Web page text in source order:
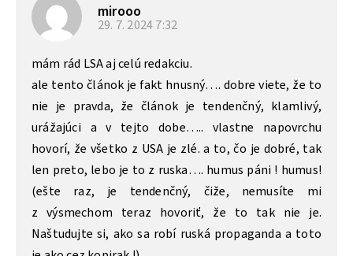
mirooo
29. 7. 20247:32
mám rád LSA aj celú redakciu.
ale tento článok je fakt hnusný…. dobre viete, že to
nie je pravda, že článok je tendenčný, klamlivý,
urážajúci a v tejto dobe….. vlastne napovrchu
hovorí, že všetko z USA je zlé. a to, čo je dobré, tak
len preto, lebo je to z ruska…. humus páni ! humus!
(ešte raz, je tendenčný, čiže, nemusíte mi
z výsmechom teraz hovoriť, že to tak nie je.
Naštudujte si, ako sa robí ruská propaganda a toto